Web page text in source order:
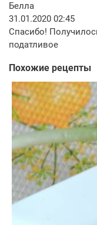
Белла
31.01.2020 02:45
Спасибо!
податливое
Похожие рецепты